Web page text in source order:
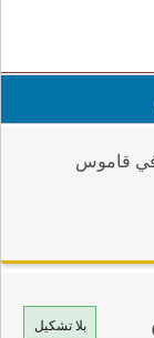
في قاموس
بلا تشكيل